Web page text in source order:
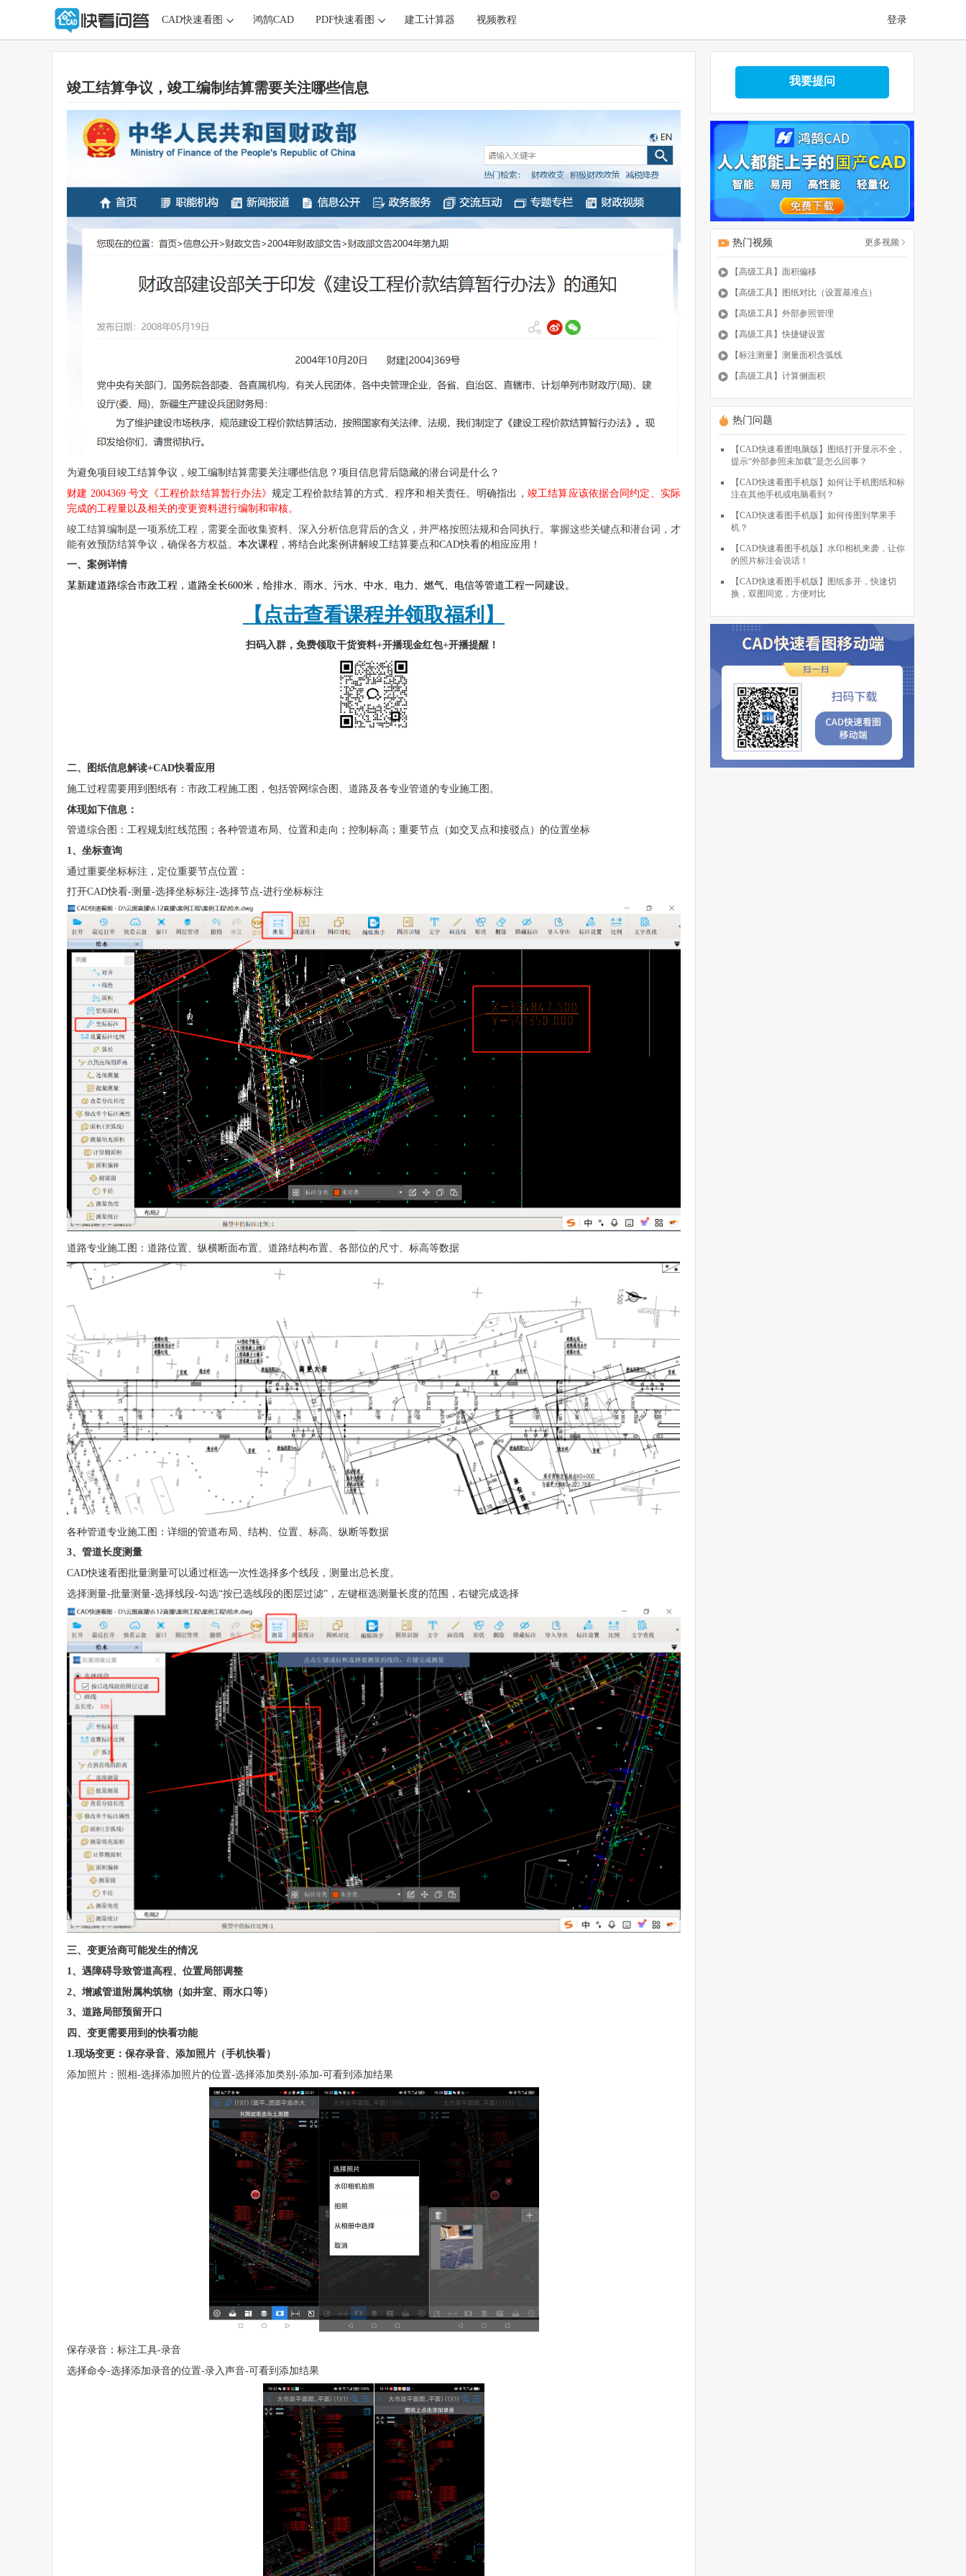
CAD快速看图 鸿鹄CAD PDF快速看图 建工计算器 视频教程 登录
竣工结算争议，竣工编制结算需要关注哪些信息
为避免项目竣工结算争议，竣工编制结算需要关注哪些信息？项目信息背后隐藏的潜台词是什么？
财建 2004369 号文《工程价款结算暂行办法》规定工程价款结算的方式、程序和相关责任。明确指出， 竣工结算应该依据合同约定、实际
完成的工程量以及相关的变更资料进行编制和审核。
竣工结算编制是一项系统工程，需要全面收集资料、深入分析信息背后的含义，并严格按照法规和合同执行。掌握这些关键点和潜台词，才
能有效预防结算争议，确保各方权益。 本次课程 ，将结合此案例讲解竣工结算要点和CAD快看的相应应用！
一、案例详情
某新建道路综合市政工程，道路全长600米，给排水、雨水、污水、中水、电力、燃气、电信等管道工程一同建设。
【点击查看课程并领取福利】
扫码入群，免费领取干货资料+开播现金红包+开播提醒！
二、图纸信息解读+CAD快看应用
施工过程需要用到图纸有：市政工程施工图，包括管网综合图、道路及各专业管道的专业施工图。
体现如下信息：
管道综合图：工程规划红线范围；各种管道布局、位置和走向；控制标高；重要节点（如交叉点和接驳点）的位置坐标
1、坐标查询
通过重要坐标标注，定位重要节点位置：
打开CAD快看-测量-选择坐标标注-选择节点-进行坐标标注
道路专业施工图：道路位置、纵横断面布置、道路结构布置、各部位的尺寸、标高等数据
各种管道专业施工图：详细的管道布局、结构、位置、标高、纵断等数据
3、管道长度测量
CAD快速看图批量测量可以通过框选一次性选择多个线段，测量出总长度。
选择测量-批量测量-选择线段-勾选“按已选线段的图层过滤”，左键框选测量长度的范围，右键完成选择
三、变更洽商可能发生的情况
1、遇障碍导致管道高程、位置局部调整
2、增减管道附属构筑物（如井室、雨水口等）
3、道路局部预留开口
四、变更需要用到的快看功能
1.现场变更：保存录音、添加照片（手机快看）
添加照片：照相-选择添加照片的位置-选择添加类别-添加-可看到添加结果
保存录音：标注工具-录音
选择命令-选择添加录音的位置-录入声音-可看到添加结果
我要提问
热门视频 更多视频
【高级工具】面积偏移
【高级工具】图纸对比（设置基准点）
【高级工具】外部参照管理
【高级工具】快捷键设置
【标注测量】测量面积含弧线
【高级工具】计算侧面积
热门问题
【CAD快速看图电脑版】图纸打开显示不全，
提示“外部参照未加载”是怎么回事？
【CAD快速看图手机版】如何让手机图纸和标
注在其他手机或电脑看到？
【CAD快速看图手机版】如何传图到苹果手
机？
【CAD快速看图手机版】水印相机来袭，让你
的照片标注会说话！
【CAD快速看图手机版】图纸多开，快速切
换，双图同览，方便对比